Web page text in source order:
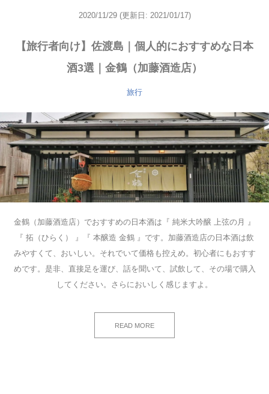
2020/11/29 (更新日: 2021/01/17)
【旅行者向け】佐渡島｜個人的におすすめな日本
酒3選｜金鶴（加藤酒造店）
旅行
金鶴（加藤酒造店）でおすすめの日本酒は『 純米大吟醸 上弦の月 』
『 拓（ひらく） 』『 本醸造 金鶴 』です。加藤酒造店の日本酒は飲
みやすくて、おいしい。それでいて価格も控えめ。初心者にもおすす
めです。是非、直接足を運び、話を聞いて、試飲して、その場で購入
してください。さらにおいしく感じますよ。
READ MORE